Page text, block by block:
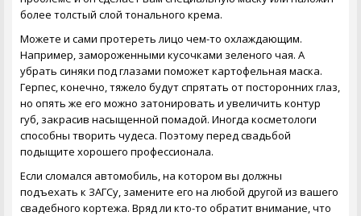
более толстый слой тонального крема.
Можете и сами протереть лицо чем-то охлаждающим.
Например, замороженными кусочками зеленого чая. А
убрать синяки под глазами поможет картофельная маска.
Герпес, конечно, тяжело будут спрятать от посторонних глаз,
но опять же его можно затонировать и увеличить контур
губ, закрасив насыщенной помадой. Иногда косметологи
способны творить чудеса. Поэтому перед свадьбой
подыщите хорошего профессионала.
Если сломался автомобиль, на котором вы должны
подъехать к ЗАГСу, замените его на любой другой из вашего
свадебного кортежа. Вряд ли кто-то обратит внимание, что